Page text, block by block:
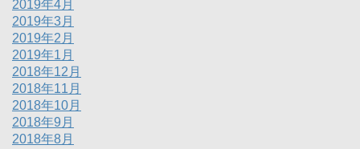
2019年4月
2019年3月
2019年2月
2019年1月
2018年12月
2018年11月
2018年10月
2018年9月
2018年8月